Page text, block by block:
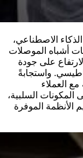
الاصطناعي،
أشباه الموصلات
على جودة
واستجابةً
مع العملاء
المكونات السلبية،
الأنظمة الموفرة